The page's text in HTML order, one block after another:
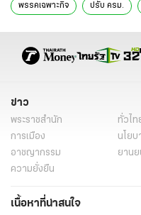
พรรคเฉพาะกิจ ปรับ ครม.
ข่าว
พระราชสำนัก ทั่วไท
การเมือง
นโยบ
อาชญากรรม
ยาน
ความยั่งยืน
เนื้อหาที่น่าสนใจ